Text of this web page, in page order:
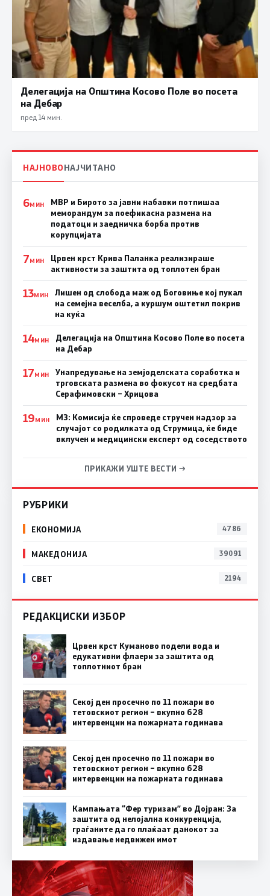
Делегација на Општина Косово Поле во посета
на Дебар
пред 14 мин.
НАЈНОВОНАЈЧИТАНО
6МИН
МВР и Бирото за јавни набавки потпишаа
меморандум за поефикасна размена на
податоци и заедничка борба против
корупцијата
7МИН
Црвен крст Крива Паланка реализираше
активности за заштита од топлотен бран
13МИН
Лишен од слобода маж од Боговиње кој пукал
на семејна веселба, а куршум оштетил покрив
на куќа
14МИН
Делегација на Општина Косово Поле во посета
на Дебар
17МИН
Унапредување на земјоделската соработка и
трговската размена во фокусот на средбата
Серафимовски – Хрицова
19МИН
МЗ: Комисија ќе спроведе стручен надзор за
случајот со родилката од Струмица, ќе биде
вклучен и медицински експерт од соседството
ПРИКАЖИ УШТЕ ВЕСТИ →
РУБРИКИ
ЕКОНОМИЈА 4786
МАКЕДОНИЈА 39091
СВЕТ 2194
РЕДАКЦИСКИ ИЗБОР
Црвен крст Куманово подели вода и
едукативни флаери за заштита од
топлотниот бран
Секој ден просечно по 11 пожари во
тетовскиот регион – вкупно 628
интервенции на пожарната годинава
Секој ден просечно по 11 пожари во
тетовскиот регион – вкупно 628
интервенции на пожарната годинава
Кампањата “Фер туризам” во Дојран: За
заштита од нелојална конкуренција,
граѓаните да го плаќаат данокот за
издавање недвижен имот